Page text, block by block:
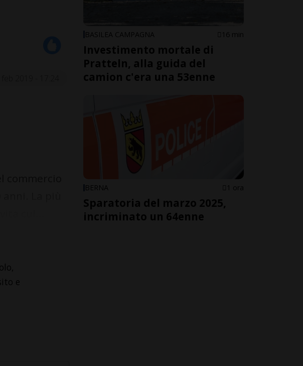
e
BASILEA CAMPAGNA 16 min
Investimento mortale di
Pratteln, alla guida del
camion c'era una 53enne
BERNA 1 ora
Sparatoria del marzo 2025,
incriminato un 64enne